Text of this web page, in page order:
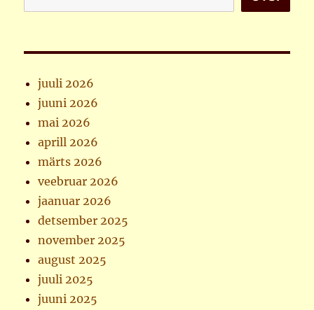
juuli 2026
juuni 2026
mai 2026
aprill 2026
märts 2026
veebruar 2026
jaanuar 2026
detsember 2025
november 2025
august 2025
juuli 2025
juuni 2025